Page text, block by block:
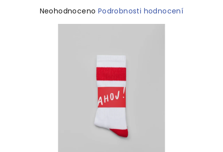
Průměrné
Neohodnoceno Podrobnosti hodnocení